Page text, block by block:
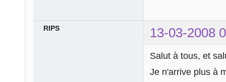
RIPS 13-03-2008
Salut à tous, et
Je n'arrive plus à